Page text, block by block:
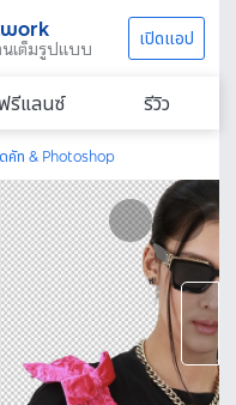
นเต็มรูปแบบ เปิดแอป
รีแลนซ์ รีวิว
คัท & Photoshop